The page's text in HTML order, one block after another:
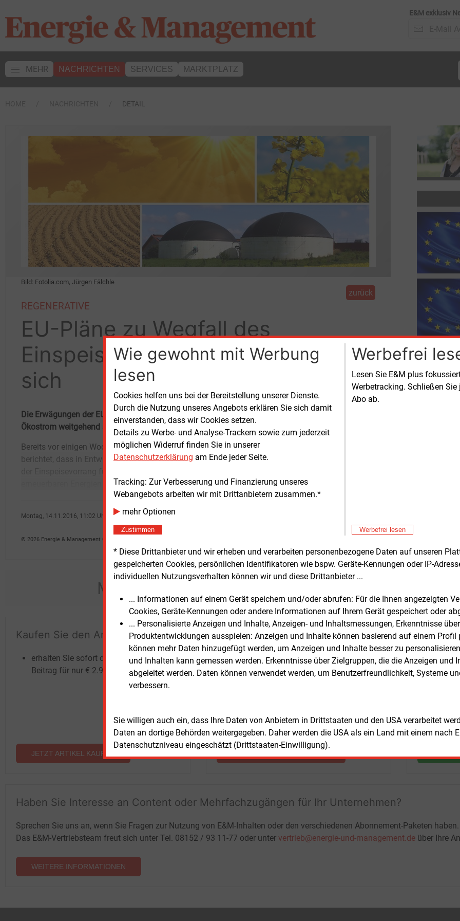
E&M exklusiv
MEHR NACHRICHTEN SERVICES MARKTPLATZ
DETAIL
Wie gewohnt mit Werbung
lesen
Cookies helfen uns bei der Bereitstellung unserer Dienste.
Durch die Nutzung unseres Angebots erklären Sie sich damit
einverstanden, dass wir Cookies setzen.
Details zu Werbe- und Analyse-Trackern sowie zum jederzeit
möglichen Widerruf finden Sie in unserer
Datenschutzerklärung am Ende jeder Seite.
Tracking: Zur Verbesserung und Finanzierung unseres
Webangebots arbeiten wir mit Drittanbietern zusammen.*
mehr Optionen
Zustimmen
Werbefrei
Lesen Sie E&M plus
Werbetracking. Schließen
Abo ab.
Werbefrei lesen
* Diese Drittanbieter und wir erheben und verarbeiten personenbezogene Daten auf unseren
gespeicherten Cookies, persönlichen Identifikatoren wie bspw. Geräte-Kennungen oder IP-
individuellen Nutzungsverhalten können wir und diese Drittanbieter ...
... Informationen auf einem Gerät speichern und/oder abrufen: Für die Ihnen angezeigten
Cookies, Geräte-Kennungen oder andere Informationen auf Ihrem Gerät gespeichert oder
... Personalisierte Anzeigen und Inhalte, Anzeigen- und Inhaltsmessungen, Erkenntnisse
Produktentwicklungen ausspielen: Anzeigen und Inhalte können basierend auf einem Profil
können mehr Daten hinzugefügt werden, um Anzeigen und Inhalte besser zu
und Inhalten kann gemessen werden. Erkenntnisse über Zielgruppen, die die Anzeigen und
abgeleitet werden. Daten können verwendet werden, um Benutzerfreundlichkeit, Systeme
verbessern.
Sie willigen auch ein, dass Ihre Daten von Anbietern in Drittstaaten und den USA verarbeitet
Daten an dortige Behörden weitergegeben. Daher werden die USA als ein Land mit einem nach
Datenschutzniveau eingeschätzt (Drittstaaten-Einwilligung).
Bild: Fotolia.com, Jürgen Fälchle
zurück
REGENERATIVE
EU-Pläne zu Wegfall des
Einspeisevorrangs konkretisieren
sich
Die Erwägungen der EU-Kommission, im Rahmen ihres „Winterpaketes“ den Einspeisevorrang für
Ökostrom weitgehend abzuschaffen, nehmen offenbar weiter Gestalt an.
Bereits vor einigen Wochen hatte E&M darüber
berichtet, dass in Entwürfen der Kommission
erneuerbaren Energien zur Disposition gestellt
wird. Nun berichtet auch auch der Spiegel
(11. November) über entsprechende Pläne in
Richtlinie. Beträgt d
Montag, 14.11.2016, 11:02 Uhr
© 2026 Energie & Management GmbH
Möchten Sie diese und weitere Nachrichten
Kaufen Sie den Artikel
erhalten Sie sofort diesen redaktionellen
Beitrag für nur € 2.98
JETZT ARTIKEL KAUFEN
Testen SieE&M
kostenlos
und unverbindlich
Zwei Wochen kostenfreier Zugang
+ einmal täglich E&M daily
+ zwei Ausgaben der Zeitung E&M
ohne automatische Verlängerung
Login
Haben Sie Interesse an Content oder Mehrfachzugängen für Ihr Unternehmen?
Sprechen Sie uns an, wenn Sie Fragen zur Nutzung von E&M-Inhalten oder den verschiedenen Abonnement-Paketen haben.
Das E&M-Vertriebsteam freut sich unter Tel. 08152 / 93 11-77 oder unter vertrieb@energie-und-management.de über Ihre
WEITERE INFORMATIONEN